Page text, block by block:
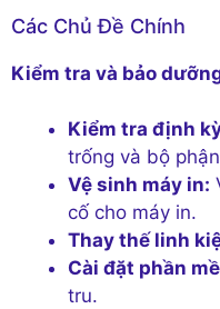
Các Chủ Đề Chính
Kiểm tra và bảo
Kiểm tra định
trống và bộ
Vệ sinh máy in:
cố cho máy in.
Thay thế linh
Cài đặt phần
tru.